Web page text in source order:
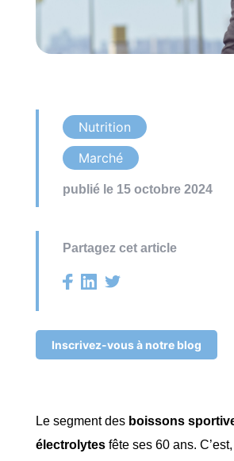
Nutrition
Marché
publié le 15 octobre 2024
Partagez cet article
Inscrivez-vous à notre blog
Le segment des boissons
électrolytes fête ses 60 ans.